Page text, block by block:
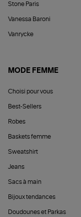
Stone Paris
Vanessa Baroni
Vanrycke
MODE FEMME
Choisi pour vous
Best-Sellers
Robes
Baskets femme
Sweatshirt
Jeans
Sacs à main
Bijoux tendances
Doudounes et Parkas